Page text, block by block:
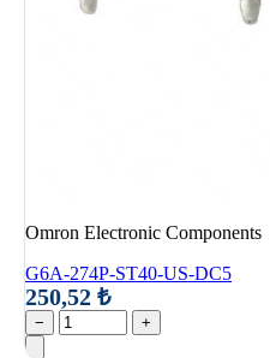
Omron Electronic Components
G6A-274P-ST40-US-DC5
250,52 ₺
− +